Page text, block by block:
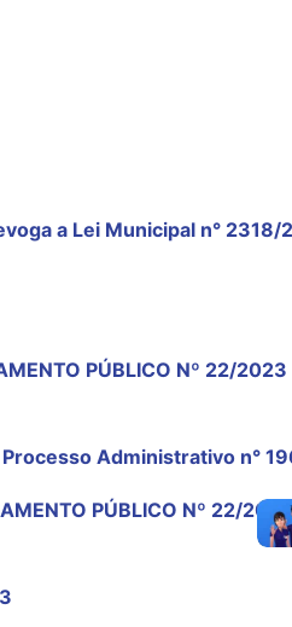
a Lei Municipal n° 2318/
PÚBLICO Nº 22/2023
Processo Administrativo n°
PÚBLICO Nº 22/2023